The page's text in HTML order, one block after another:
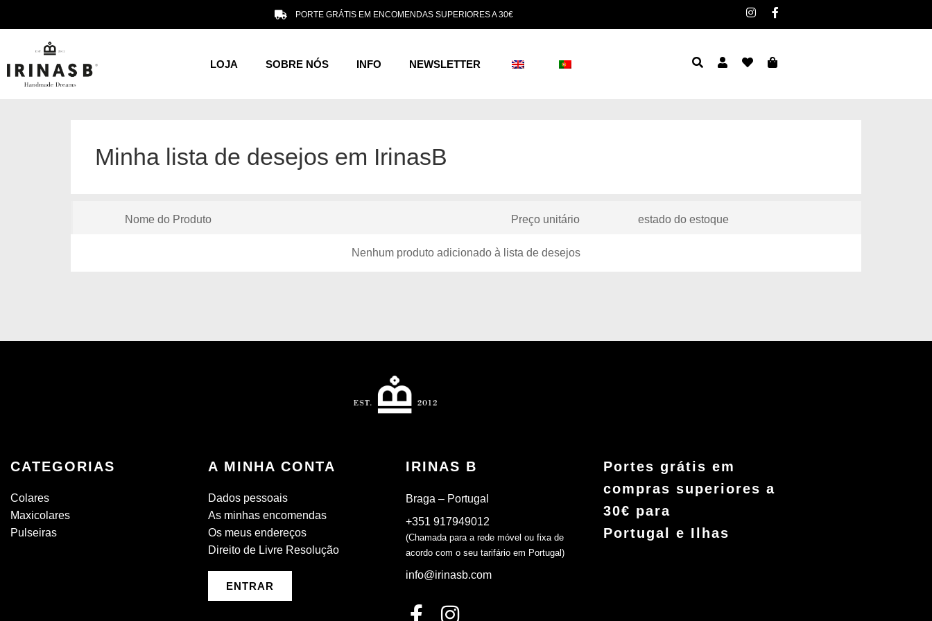
PORTE GRÁTIS EM ENCOMENDAS SUPERIORES A 30€
LOJA SOBRE NÓS INFO NEWSLETTER
Minha lista de desejos em IrinasB
Nome do Produto Preço unitário estado do estoque
Nenhum produto adicionado à lista de desejos
CATEGORIAS
Colares
Maxicolares
Pulseiras
A MINHA CONTA
Dados pessoais
As minhas encomendas
Os meus endereços
Direito de Livre Resolução
ENTRAR
IRINAS B
Braga – Portugal
+351 917949012
(Chamada para a rede móvel ou fixa de
acordo com o seu tarifário em Portugal)
info@irinasb.com
Portes grátis em
compras superiores a
30€ para
Portugal e Ilhas